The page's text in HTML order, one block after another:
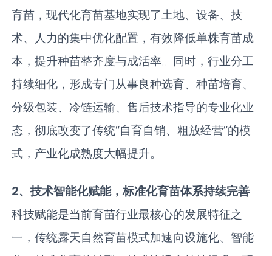
育苗，现代化育苗基地实现了土地、设备、技
术、人力的集中优化配置，有效降低单株育苗成
本，提升种苗整齐度与成活率。同时，行业分工
持续细化，形成专门从事良种选育、种苗培育、
分级包装、冷链运输、售后技术指导的专业化业
态，彻底改变了传统“自育自销、粗放经营”的模
式，产业化成熟度大幅提升。
2、技术智能化赋能，标准化育苗体系持续完善
科技赋能是当前育苗行业最核心的发展特征之
一，传统露天自然育苗模式加速向设施化、智能